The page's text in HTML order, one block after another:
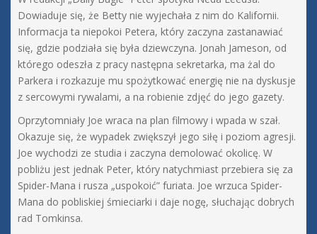
Dowiaduje się, że Betty nie wyjechała z nim do Kalifornii.
Informacja ta niepokoi Petera, który zaczyna zastanawiać
się, gdzie podziała się była dziewczyna. Jonah Jameson, od
którego odeszła z pracy następna sekretarka, ma żal do
Parkera i rozkazuje mu spożytkować energię nie na dyskusje
z sercowymi rywalami, a na robienie zdjęć do jego gazety.
Oprzytomniały Joe wraca na plan filmowy i wpada w szał.
Okazuje się, że wypadek zwiększył jego siłę i poziom agresji.
Joe wychodzi ze studia i zaczyna demolować okolicę. W
pobliżu jest jednak Peter, który natychmiast przebiera się za
Spider-Mana i rusza „uspokoić” furiata. Joe wrzuca Spider-
Mana do pobliskiej śmieciarki i daje nogę, słuchając dobrych
rad Tomkinsa.